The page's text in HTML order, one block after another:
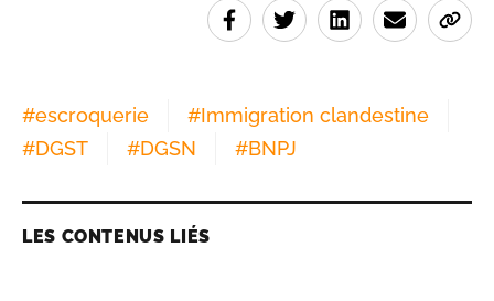
#escroquerie #Immigration clandestine
#DGST #DGSN #BNPJ
LES CONTENUS LIÉS